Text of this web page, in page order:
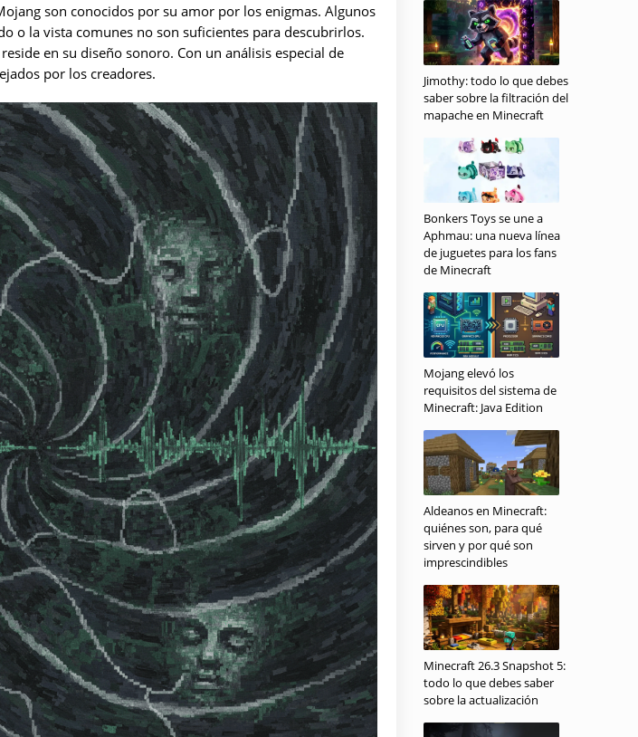
son conocidos por su amor por los enigmas. Algunos
o la vista comunes no son suficientes para descubrirlos.
en su diseño sonoro. Con un análisis especial de
por los creadores.
Jimothy: todo lo que debes
saber sobre la filtración del
mapache en Minecraft
Bonkers Toys se une a
Aphmau: una nueva línea
de juguetes para los fans
de Minecraft
Mojang elevó los
requisitos del sistema de
Minecraft: Java Edition
Aldeanos en Minecraft:
quiénes son, para qué
sirven y por qué son
imprescindibles
Minecraft 26.3 Snapshot 5:
todo lo que debes saber
sobre la actualización